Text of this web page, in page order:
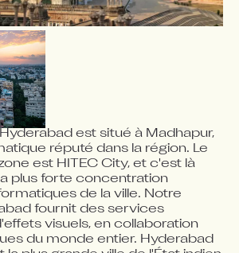
est situé à Madhapur,
réputé dans la région. Le
est HITEC City, et c'est là
plus forte concentration
de la ville. Notre
fournit des services
visuels, en collaboration
du monde entier. Hyderabad